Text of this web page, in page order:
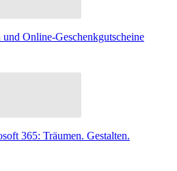
und Online-Geschenkgutscheine
365: Träumen. Gestalten.